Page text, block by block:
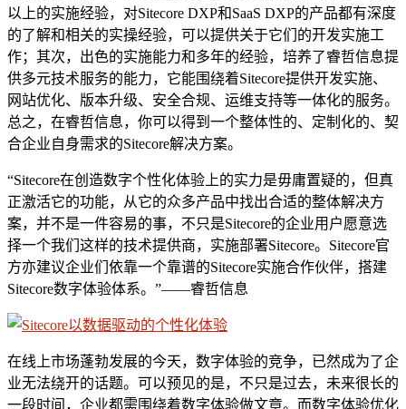
以上的实施经验，对Sitecore DXP和SaaS DXP的产品都有深度
的了解和相关的实操经验，可以提供关于它们的开发实施工
作；其次，出色的实施能力和多年的经验，培养了睿哲信息提
供多元技术服务的能力，它能围绕着Sitecore提供开发实施、
网站优化、版本升级、安全合规、运维支持等一体化的服务。
总之，在睿哲信息，你可以得到一个整体性的、定制化的、契
合企业自身需求的Sitecore解决方案。
“Sitecore在创造数字个性化体验上的实力是毋庸置疑的，但真
正激活它的功能，从它的众多产品中找出合适的整体解决方
案，并不是一件容易的事，不只是Sitecore的企业用户愿意选
择一个我们这样的技术提供商，实施部署Sitecore。Sitecore官
方亦建议企业们依靠一个靠谱的Sitecore实施合作伙伴，搭建
Sitecore数字体验体系。”——睿哲信息
在线上市场蓬勃发展的今天，数字体验的竞争，已然成为了企
业无法绕开的话题。可以预见的是，不只是过去，未来很长的
一段时间，企业都需围绕着数字体验做文章。而数字体验优化